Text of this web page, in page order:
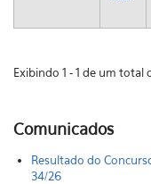
Exibindo 1 - 1 de um total
Comunicados
Resultado do
34/26